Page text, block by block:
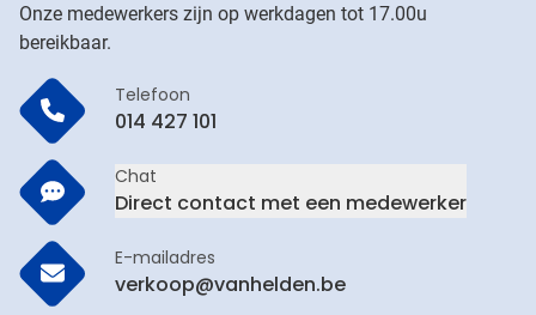
Onze medewerkers zijn op werkdagen tot 17.00u
bereikbaar.
Telefoon
014 427 101
Chat
Direct contact met een medewerker
E-mailadres
verkoop@vanhelden.be